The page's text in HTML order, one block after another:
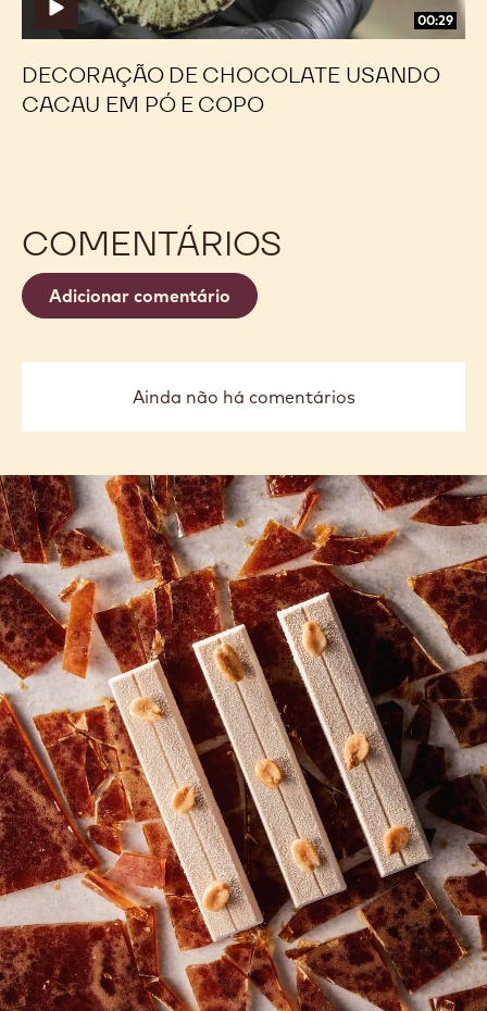
00:29
copo
DECORAÇÃO DE CHOCOLATE USANDO
CACAU EM PÓ E COPO
copo
COMENTÁRIOS
Adicionar comentário
Ainda não há comentários